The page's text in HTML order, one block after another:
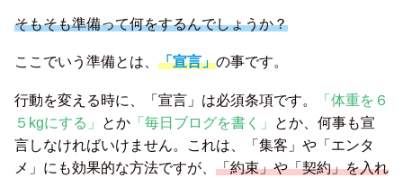
そもそも準備って何をするんでしょうか？
ここでいう準備とは、 「宣言」の事です。
行動を変える時に、「宣言」は必須条項です。
「体重を６
５kgにする」
とか 「毎日ブログを書く」
とか、何事も宣
言しなければいけません。これは、「集客」や「エンタ
メ」にも効果的な方法ですが、 「約束」や「契約」を入れ